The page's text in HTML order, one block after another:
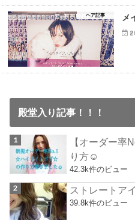
ヘア記事 メ
殿堂入り記事！！！
【オーダー率
り方☺︎
42.3k件のビュー
ストレートア
39.8k件のビュー